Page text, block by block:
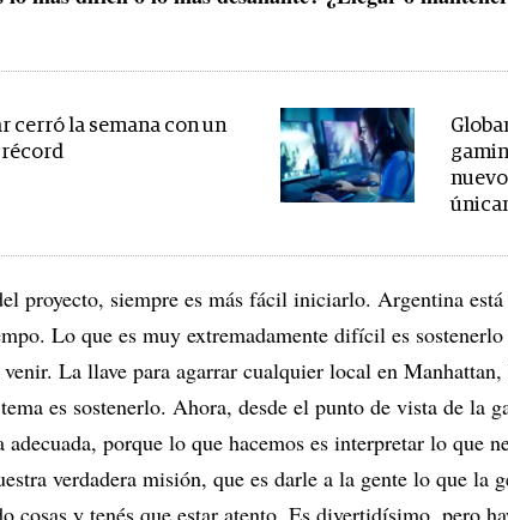
cerró la semana con un
proyecto, siempre es más fácil iniciarlo. Argentina
Lo que es muy extremadamente difícil es
La llave para agarrar cualquier local en
es sostenerlo. Ahora, desde el punto de vista de la
porque lo que hacemos es interpretar lo que
verdadera misión, que es darle a la gente lo que la